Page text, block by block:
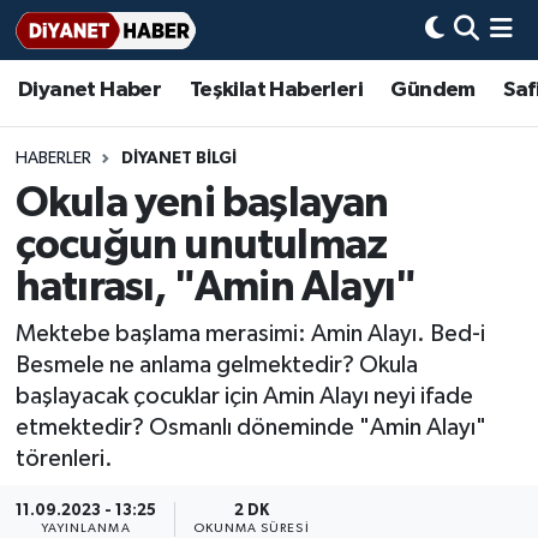
Diyanet Haber Teşkilat Haberleri Gündem
HABERLER DIYANET BILGI
Okula yeni başlayan
çocuğun unutulmaz
hatırası, "Amin Alayı"
Mektebe başlama merasimi: Amin Alayı. Bed-i
Besmele ne anlama gelmektedir? Okula
başlayacak çocuklar için Amin Alayı neyi ifade
etmektedir? Osmanlı döneminde "Amin Alayı"
törenleri.
11.09.2023 - 13:25
YAYINLANMA
2 DK
OKUNMA SÜRESI
Diyanet Haber
Teşkilat Haberleri
Adana Müftülüğü
Adıyaman Müftülüğü
Afyonkarahisar Müftülüğü
Ağrı Müftülüğü
Aksaray Müftülüğü
Amasya Müftülüğü
Ankara Müftülüğü
Antalya Müftülüğü
Gündem
#Keşfet
Bir Ayet
Bir Hikaye
Biyografiler
Dini kavramlar
Diyanet Bilgi
Diyanet Takvimi
Dualar
Hadislerle İslam
Basında Bugün
DİYANET eKİTAP
Diyanet Dergi
Aile Dergisi
Aylık Dergi
TDV
İmam Hatip Okulları
Başmakale
Hadis-i Şerifler
Hayat Okumaları
Nöbetçi Eczaneler
Hava Durumu
Ankara Namaz Vakitleri
Trafik Durumu
Süper Lig Puan Durumu ve Fikstür
Tüm Manşetler
Son Dakika Haberleri
Haber Arşivi